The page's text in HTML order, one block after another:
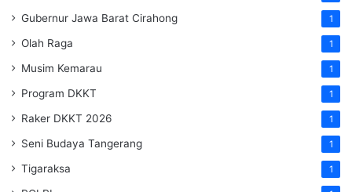
Gubernur Jawa Barat Cirahong 1
Olah Raga 1
Musim Kemarau 1
Program DKKT 1
Raker DKKT 2026 1
Seni Budaya Tangerang 1
Tigaraksa 1